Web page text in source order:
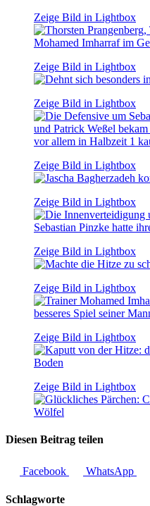
Zeige Bild in Lightbox
Zeige Bild in Lightbox
Zeige Bild in Lightbox
Zeige Bild in Lightbox
Zeige Bild in Lightbox
Zeige Bild in Lightbox
Zeige Bild in Lightbox
Zeige Bild in Lightbox
Zeige Bild in Lightbox
Diesen Beitrag teilen
Facebook WhatsApp
Schlagworte